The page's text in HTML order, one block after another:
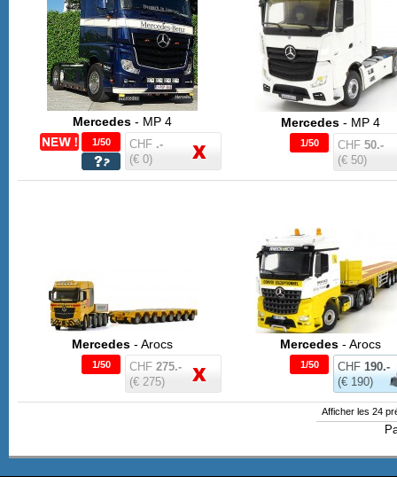
Mercedes- MP 4
CHF .-
(€ 0)
1/50
Mercedes- MP 4
CHF 50.-
(€ 50)
1/50
Mercedes- Arocs
CHF 275.-
(€ 275)
1/50
Mercedes- Arocs
CHF 190.-
(€ 190)
1/50
Afficher les 24